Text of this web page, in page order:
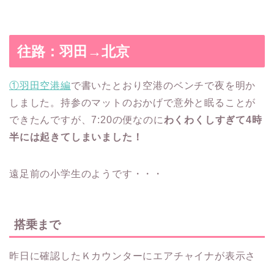
往路：羽田→北京
①羽田空港編で書いたとおり空港のベンチで夜を明か
しました。持参のマットのおかげで意外と眠ることが
できたんですが、7:20の便なのに わくわくしすぎて4時
半には起きてしまいました！
遠足前の小学生のようです・・・
搭乗まで
昨日に確認したＫカウンターにエアチャイナが表示さ